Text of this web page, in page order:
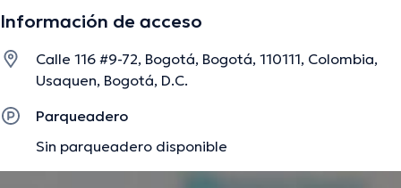
Información de acceso
Calle 116 #9-72, Bogotá, Bogotá, 110111, Colombia,
Usaquen, Bogotá, D.C.
Parqueadero
Sin parqueadero disponible